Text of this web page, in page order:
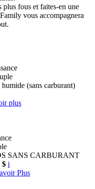
plus fous et faites-en une
vous accompagnera
humide (sans carburant)
plus
SANS CARBURANT
$ i
Plus